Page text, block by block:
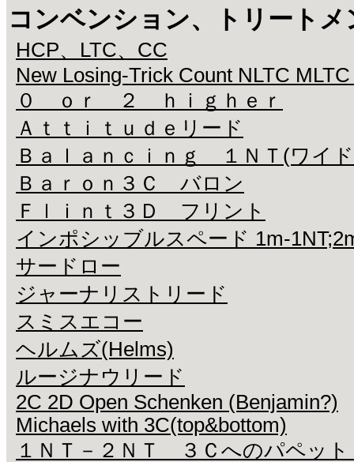
コンベンション、トリートメ
HCP、LTC、CC
New Losing-Trick Count NLTC
０ ｏｒ ２ ｈｉｇｈｅｒ
Ａｔｔｉｔｕｄｅリード
Ｂａｌａｎｃｉｎｇ １ＮＴ(ワイ
Ｂａｒｏｎ３Ｃ バロン
Ｆｌｉｎｔ３Ｄ フリント
インポシッブルスペード 1m-
サードロー
ジャーナリストリード
スミスエコー
ヘルムズ(Helms)
ルージナウリード
2C 2D Open Schenken (Benjamin?)
Michaels with 3C(top&bottom)
１ＮＴ－２ＮＴ ３Ｃへのパペ